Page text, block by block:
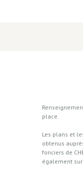
place.
Les plans et
obtenus
fonciers de
également